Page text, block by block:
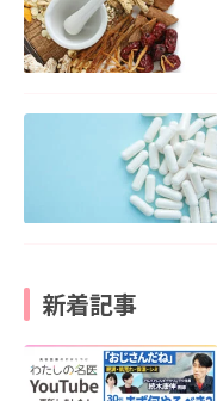
新着記事